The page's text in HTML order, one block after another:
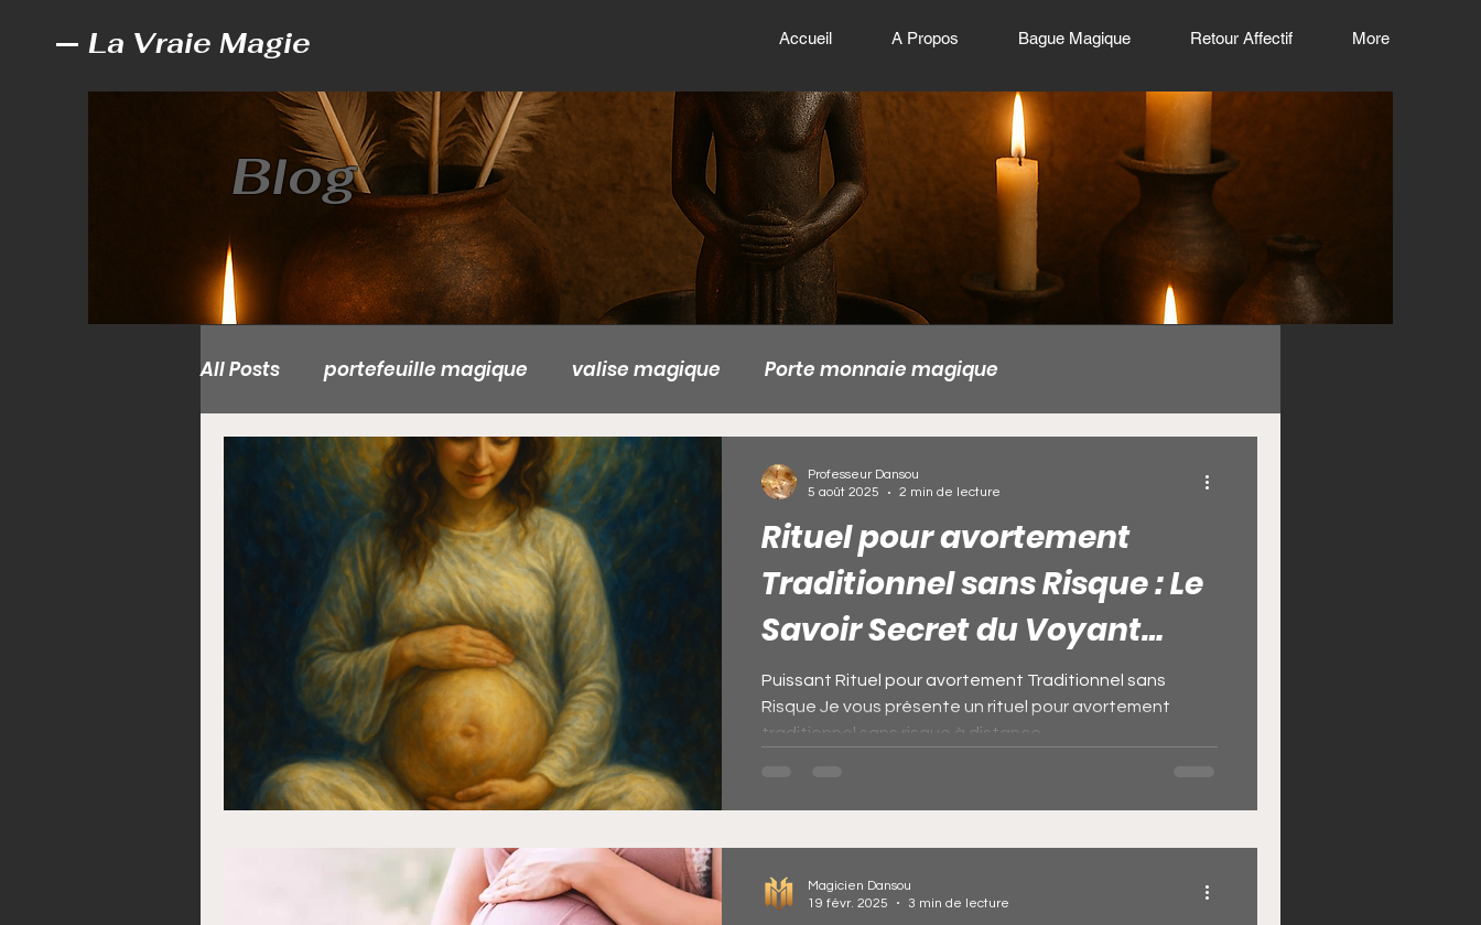
La Vraie Magie Accueil A Propos Bague Magique Retour Affectif More
Blog
All Posts portefeuille magique valise magique Porte monnaie magique
Valise magique sans danger valise magique de la richesse
bague magique bague magique de la richesse vrai portefeuille magique
Valise mystique Calebasse magique Calebasse magique de la richesse
Portefeuille magique sans conséquen Portefeuille Magique de la richesse Bedou Magique
Porte-monnaie Mystique Portefeuille magique d'argent Comment devenir riche
Comment devenir riche rapidement dangers du portefeuille magique
Rituel pour avortement
Traditionnel sans Risque : Le
Savoir Secret du Voyant
Dansou
Puissant Rituel pour avortement Traditionnel sans
Risque Je vous présente un rituel pour avortement
traditionnel sans risque à distance....
Professeur Dansou
5 août 2025
2 min de lecture
Magicien Dansou
19 févr. 2025
3 min de lecture